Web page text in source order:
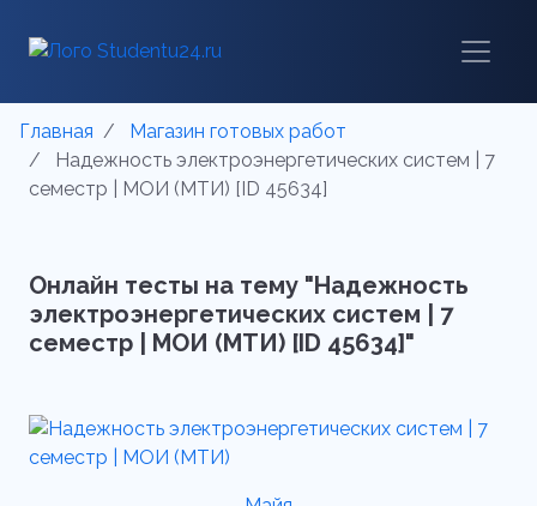
Главная
Магазин готовых работ
Надежность электроэнергетических систем | 7
семестр | МОИ (МТИ) [ID 45634]
Онлайн тесты на тему "Надежность
электроэнергетических систем | 7
семестр | МОИ (МТИ) [ID 45634]"